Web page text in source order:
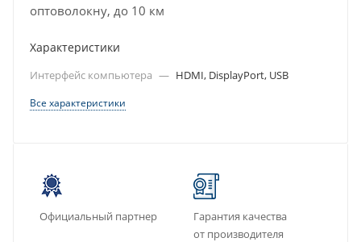
оптоволокну, до 10 км
Характеристики
Интерфейс компьютера — HDMI, DisplayPort, USB
Все характеристики
Официальный партнер
Гарантия качества
от производителя